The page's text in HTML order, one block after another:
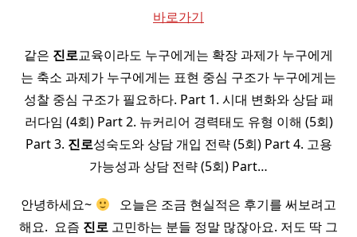
바로가기
같은 진로교육이라도 누구에게는 확장 과제가 누구에게
는 축소 과제가 누구에게는 표현 중심 구조가 누구에게는
성찰 중심 구조가 필요하다. Part 1. 시대 변화와 상담 패
러다임 (4회) Part 2. 뉴커리어 경력태도 유형 이해 (5회)
Part 3. 진로성숙도와 상담 개입 전략 (5회) Part 4. 고용
가능성과 상담 전략 (5회) Part…
안녕하세요~
​ ​ 오늘은 조금 현실적은 후기를 써보려고
해요. ​ 요즘 진로 고민하는 분들 정말 많잖아요. 저도 딱 그